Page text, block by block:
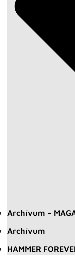
Archívum –
Archívum
HAMMER